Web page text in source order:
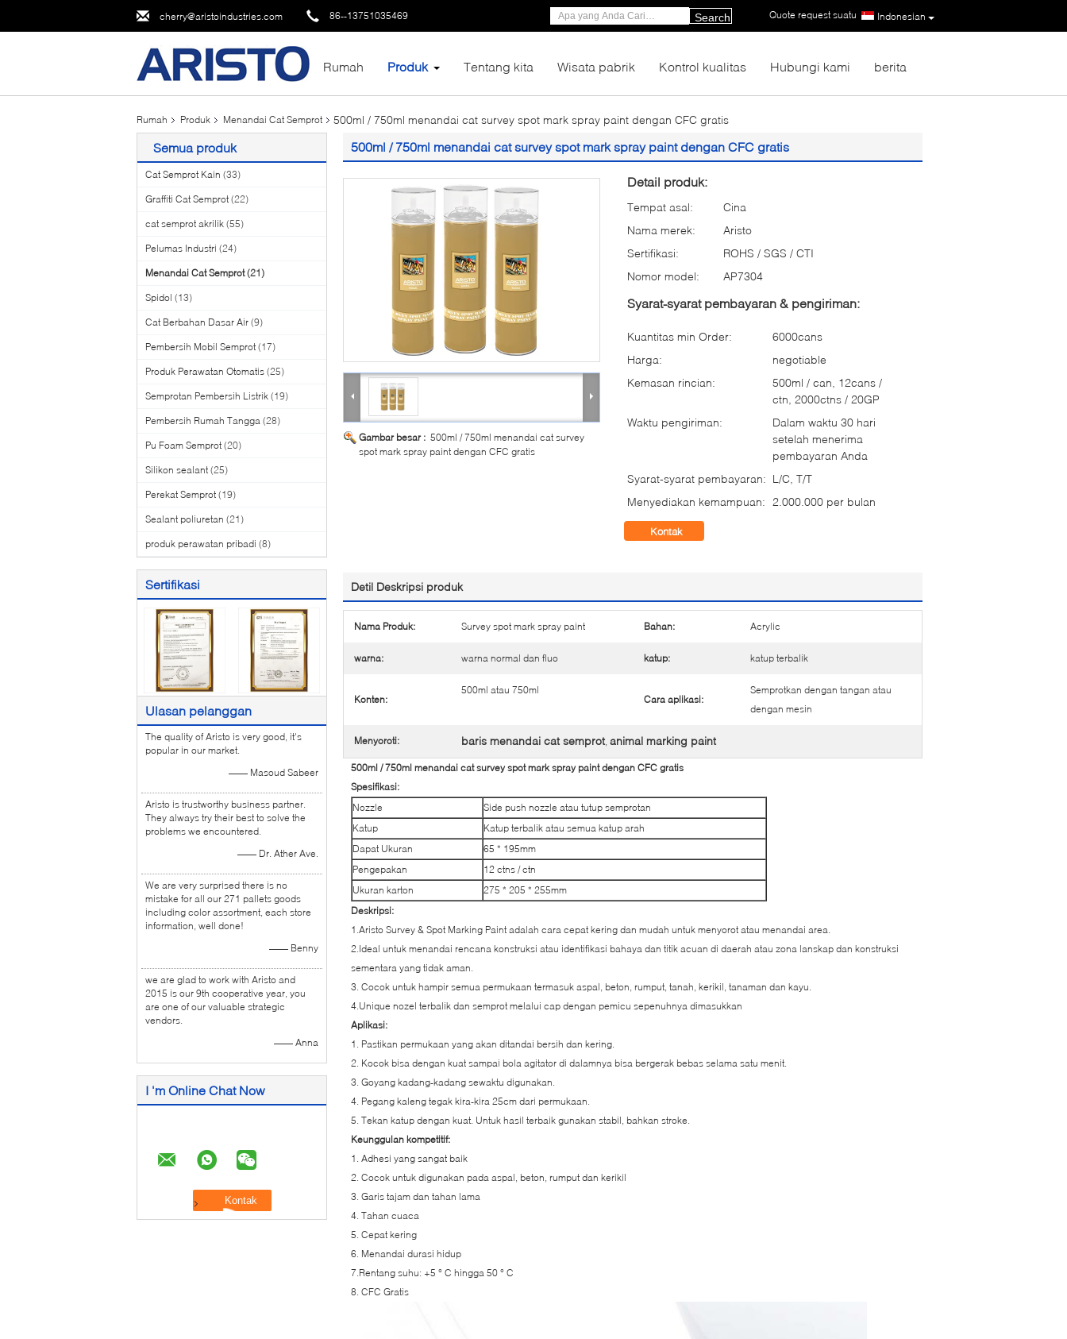
cherry@aristoindustries.com 86--13751035469 Indonesian
Quote request suatu |
Search
Rumah Produk Tentang kita Wisata pabrik Kontrol kualitas Hubungi kami berita
Rumah Produk Menandai Cat Semprot 500ml / 750ml menandai cat survey spot mark spray paint dengan CFC gratis
Semua produk
Cat Semprot Kain (33)
Graffiti Cat Semprot (22)
cat semprot akrilik (55)
Pelumas Industri (24)
Menandai Cat Semprot (21)
Spidol (13)
Cat Berbahan Dasar Air (9)
Pembersih Mobil Semprot (17)
Produk Perawatan Otomatis (25)
Semprotan Pembersih Listrik (19)
Pembersih Rumah Tangga (28)
Pu Foam Semprot (20)
Silikon sealant (25)
Perekat Semprot (19)
Sealant poliuretan (21)
produk perawatan pribadi (8)
Sertifikasi
Ulasan pelanggan
The quality of Aristo is very good, it's
popular in our market.
—— Masoud Sabeer
Aristo is trustworthy business partner.
They always try their best to solve the
problems we encountered.
—— Dr. Ather Ave.
We are very surprised there is no
mistake for all our 271 pallets goods
including color assortment, each store
information, well done!
—— Benny
we are glad to work with Aristo and
2015 is our 9th cooperative year, you
are one of our valuable strategic
vendors.
—— Anna
I 'm Online Chat Now
500ml / 750ml menandai cat survey spot mark spray paint dengan CFC gratis
Gambar besar : 500ml / 750ml menandai cat survey
spot mark spray paint dengan CFC gratis
Detail produk:
Tempat asal:
Cina
Nama merek:
Aristo
Sertifikasi:
ROHS / SGS / CTI
Nomor model:
AP7304
Syarat-syarat pembayaran & pengiriman:
Kuantitas min Order:
6000cans
Harga:
negotiable
Kemasan rincian:
500ml / can, 12cans /
ctn, 2000ctns / 20GP
Waktu pengiriman:
Dalam waktu 30 hari
setelah menerima
pembayaran Anda
Syarat-syarat pembayaran: L/C, T/T
Menyediakan kemampuan:
2.000.000 per bulan
Kontak
Detil Deskripsi produk
Nama Produk: Survey spot mark spray paint Bahan: Acrylic
warna: warna normal dan fluo katup: katup terbalik
Konten:
500ml atau 750ml
Cara aplikasi:
Semprotkan dengan tangan atau
dengan mesin
Menyoroti: baris menandai cat semprot, animal marking paint
500ml / 750ml menandai cat survey spot mark spray paint dengan CFC gratis
Spesifikasi:
Nozzle
Side push nozzle atau tutup semprotan
Katup
Katup terbalik atau semua katup arah
Dapat Ukuran
65 * 195mm
Pengepakan
12 ctns / ctn
Ukuran karton
275 * 205 * 255mm
Deskripsi:
1.Aristo Survey & Spot Marking Paint adalah cara cepat kering dan mudah untuk menyorot atau menandai area.
2.Ideal untuk menandai rencana konstruksi atau identifikasi bahaya dan titik acuan di daerah atau zona lanskap dan konstruksi
sementara yang tidak aman.
3. Cocok untuk hampir semua permukaan termasuk aspal, beton, rumput, tanah, kerikil, tanaman dan kayu.
4.Unique nozel terbalik dan semprot melalui cap dengan pemicu sepenuhnya dimasukkan
Aplikasi:
1. Pastikan permukaan yang akan ditandai bersih dan kering.
2. Kocok bisa dengan kuat sampai bola agitator di dalamnya bisa bergerak bebas selama satu menit.
3. Goyang kadang-kadang sewaktu digunakan.
4. Pegang kaleng tegak kira-kira 25cm dari permukaan.
5. Tekan katup dengan kuat. Untuk hasil terbaik gunakan stabil, bahkan stroke.
Keunggulan kompetitif:
1. Adhesi yang sangat baik
2. Cocok untuk digunakan pada aspal, beton, rumput dan kerikil
3. Garis tajam dan tahan lama
4. Tahan cuaca
5. Cepat kering
6. Menandai durasi hidup
7.Rentang suhu: +5 ° C hingga 50 ° C
8. CFC Gratis